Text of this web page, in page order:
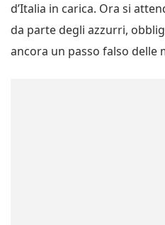
d’Italia in carica. Ora si
da parte degli azzurri,
ancora un passo falso delle